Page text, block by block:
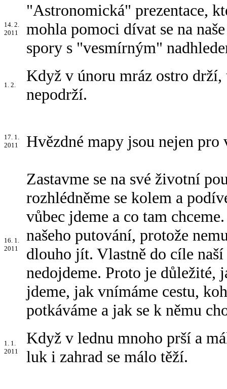
14. 2.
2011
"Astronomická" prezentace,
mohla pomoci dívat se na
spory s "vesmírným"
1. 2.
Když v únoru mráz ostro
nepodrží.
17. 1.
2011
Hvězdné mapy jsou nejen
16. 1.
2011
Zastavme se na své životní
rozhlédněme se kolem a
vůbec jdeme a co tam
našeho putování, protože
dlouho jít. Vlastně do cíle
nedojdeme. Proto je důležité,
jdeme, jak vnímáme cestu,
potkáváme a jak se k němu
1. 1.
2011
Když v lednu mnoho prší a
luk i zahrad se málo těží.